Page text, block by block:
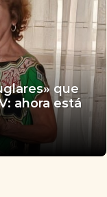
que
ahora está